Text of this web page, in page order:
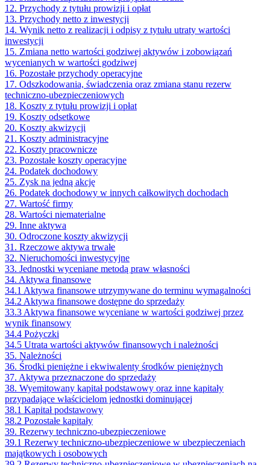
12. Przychody z tytułu prowizji i opłat
13. Przychody netto z inwestycji
14. Wynik netto z realizacji i odpisy z tytułu utraty wartości
inwestycji
15. Zmiana netto wartości godziwej aktywów i zobowiązań
wycenianych w wartości godziwej
16. Pozostałe przychody operacyjne
17. Odszkodowania, świadczenia oraz zmiana stanu rezerw
techniczno-ubezpieczeniowych
18. Koszty z tytułu prowizji i opłat
19. Koszty odsetkowe
20. Koszty akwizycji
21. Koszty administracyjne
22. Koszty pracownicze
23. Pozostałe koszty operacyjne
24. Podatek dochodowy
25. Zysk na jedną akcję
26. Podatek dochodowy w innych całkowitych dochodach
27. Wartość firmy
28. Wartości niematerialne
29. Inne aktywa
30. Odroczone koszty akwizycji
31. Rzeczowe aktywa trwałe
32. Nieruchomości inwestycyjne
33. Jednostki wyceniane metodą praw własności
34. Aktywa finansowe
34.1 Aktywa finansowe utrzymywane do terminu wymagalności
34.2 Aktywa finansowe dostępne do sprzedaży
33.3 Aktywa finansowe wyceniane w wartości godziwej przez
wynik finansowy
34.4 Pożyczki
34.5 Utrata wartości aktywów finansowych i należności
35. Należności
36. Środki pieniężne i ekwiwalenty środków pieniężnych
37. Aktywa przeznaczone do sprzedaży
38. Wyemitowany kapitał podstawowy oraz inne kapitały
przypadające właścicielom jednostki dominującej
38.1 Kapitał podstawowy
38.2 Pozostałe kapitały
39. Rezerwy techniczno-ubezpieczeniowe
39.1 Rezerwy techniczno-ubezpieczeniowe w ubezpieczeniach
majątkowych i osobowych